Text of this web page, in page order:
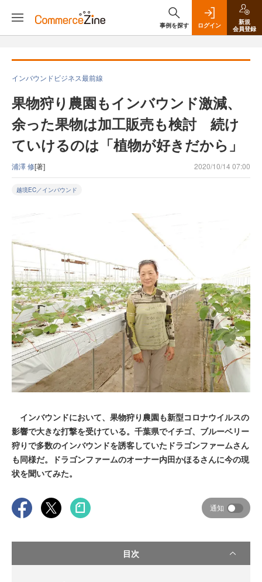
事例を探す ログイン
新規
会員登録
インバウンドビジネス最前線
果物狩り農園もインバウンド激減、
余った果物は加工販売も検討 続け
ていけるのは「植物が好きだから」
浦澤 修[著] 2020/10/14 07:00
越境EC／インバウンド
インバウンドにおいて、果物狩り農園も新型コロナウイルスの
影響で大きな打撃を受けている。千葉県でイチゴ、ブルーベリー
狩りで多数のインバウンドを誘客していたドラゴンファームさん
も同様だ。ドラゴンファームのオーナー内田かほるさんに今の現
状を聞いてみた。
通知
目次